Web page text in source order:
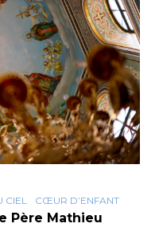
CIEL CŒUR D’ENFANT
Père Mathieu